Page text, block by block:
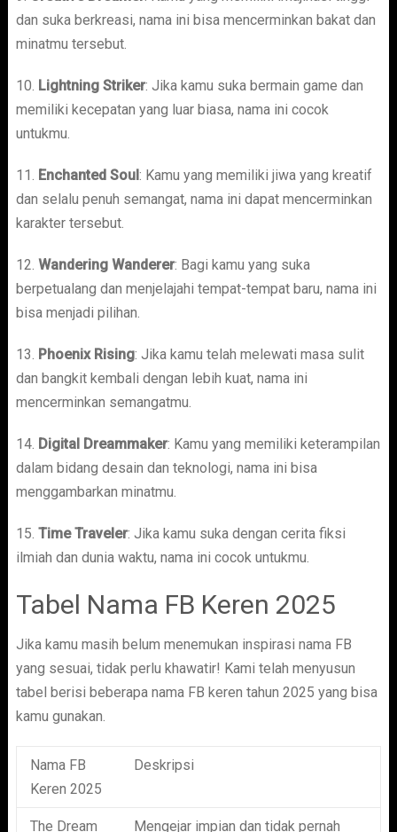
dan suka berkreasi, nama ini bisa mencerminkan bakat dan
minatmu tersebut.
10. Lightning Striker: Jika kamu suka bermain game dan
memiliki kecepatan yang luar biasa, nama ini cocok
untukmu.
11. Enchanted Soul: Kamu yang memiliki jiwa yang kreatif
dan selalu penuh semangat, nama ini dapat mencerminkan
karakter tersebut.
12. Wandering Wanderer: Bagi kamu yang suka
berpetualang dan menjelajahi tempat-tempat baru, nama ini
bisa menjadi pilihan.
13. Phoenix Rising: Jika kamu telah melewati masa sulit
dan bangkit kembali dengan lebih kuat, nama ini
mencerminkan semangatmu.
14. Digital Dreammaker: Kamu yang memiliki keterampilan
dalam bidang desain dan teknologi, nama ini bisa
menggambarkan minatmu.
15. Time Traveler: Jika kamu suka dengan cerita fiksi
ilmiah dan dunia waktu, nama ini cocok untukmu.
Tabel Nama FB Keren 2025
Jika kamu masih belum menemukan inspirasi nama FB
yang sesuai, tidak perlu khawatir! Kami telah menyusun
tabel berisi beberapa nama FB keren tahun 2025 yang bisa
kamu gunakan.
Nama FB
Keren 2025
Deskripsi
The Dream Mengejar impian dan tidak pernah